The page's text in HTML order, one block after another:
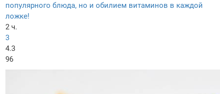
популярного блюда, но и обилием витаминов в каждой
ложке!
2 ч.
3
4.3
96